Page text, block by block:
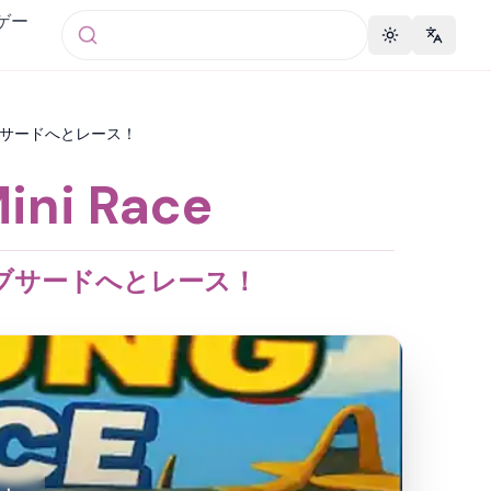
ー
Toggle theme
ードへとレース！
Race
ードへとレース！